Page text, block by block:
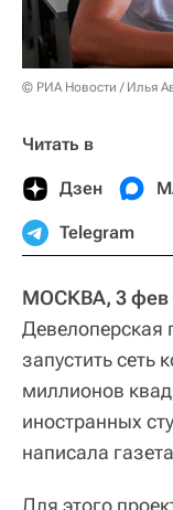
© РИА Новости / Илья
Читать в
Дзен
Telegram
МОСКВА, 3 фев
Девелоперская
запустить
миллионов
иностранных
написала газета
Для этого